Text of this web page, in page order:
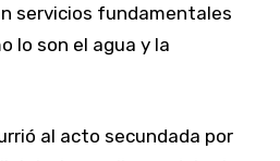
servicios fundamentales
lo son el agua y la
al acto secundada por